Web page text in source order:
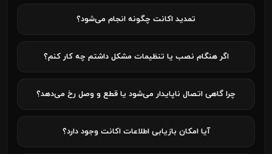
تمدید اکانت چگونه انجام می‌شود؟
اگر هنگام نصب یا تنظیمات مشکل داشتم چه کار کنم؟
چرا گاهی اتصال ناپایدار می‌شود یا قطع و وصل رخ می‌دهد؟
آیا امکان بازیابی اطلاعات اکانت وجود دارد؟